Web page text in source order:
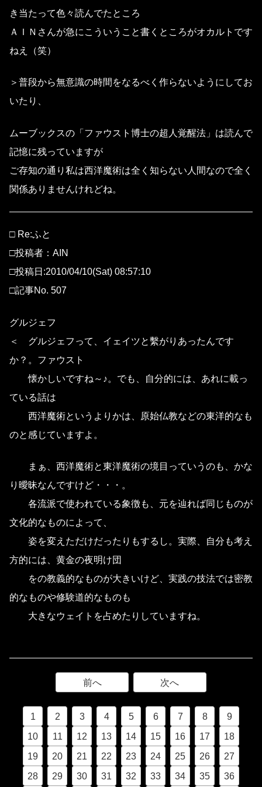
き当たって色々読んでたところ
ＡＩＮさんが急にこういうこと書くところがオカルトです
ねえ（笑）
＞普段から無意識の時間をなるべく作らないようにしてお
いたり、
ムーブックスの「ファウスト博士の超人覚醒法」は読んで
記憶に残っていますが
ご存知の通り私は西洋魔術は全く知らない人間なので全く
関係ありませんけれどね。
□ Re:ふと
□投稿者：AIN
□投稿日:2010/04/10(Sat) 08:57:10
□記事No. 507
グルジェフ
＜ グルジェフって、イェイツと繫がりあったんです
か？。ファウスト
懐かしいですね～♪。でも、自分的には、あれに載っ
ている話は
西洋魔術というよりかは、原始仏教などの東洋的なも
のと感じていますよ。
まぁ、西洋魔術と東洋魔術の境目っていうのも、かな
り曖昧なんですけど・・・。
各流派で使われている象徴も、元を辿れば同じものが
文化的なものによって、
姿を変えただけだったりもするし。実際、自分も考え
方的には、黄金の夜明け団
をの教義的なものが大きいけど、実践の技法では密教
的なものや修験道的なものも
大きなウェイトを占めたりしていますね。
前へ 次へ
1 2 3 4 5 6 7 8
9
10
11 12 13 14 15 16 17
18
19
20 21 22 23 24 25 26
27
28
29 30 31 32 33 34 35
36